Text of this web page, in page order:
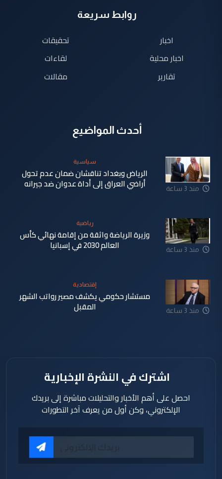
روابط سريعة
اخبار
اخبار محلية
تقارير
تحقيقات
لقاءات
مقالات
أحدث المواضيع
منذ 3 ساعة
سياسية
الرياض وبغداد تناقشان ضمان عدم تحول
أراضي العراق إلى أداة عدوان ضد جيرانه
منذ 3 ساعة
رياضية
وزيرة الرياضة واثقة من إقامة نهائي كأس
العالم 2030 في إسبانيا
منذ 3 ساعة
إقتصادية
مستشار حكومي يكشف مصير رواتب الشهر
المقبل
اشترك في النشرة الإخبارية
احصل على أهم الأخبار والتحليلات مباشرة إلى بريدك
الإلكتروني، وكن أول من يعرف آخر التطورات